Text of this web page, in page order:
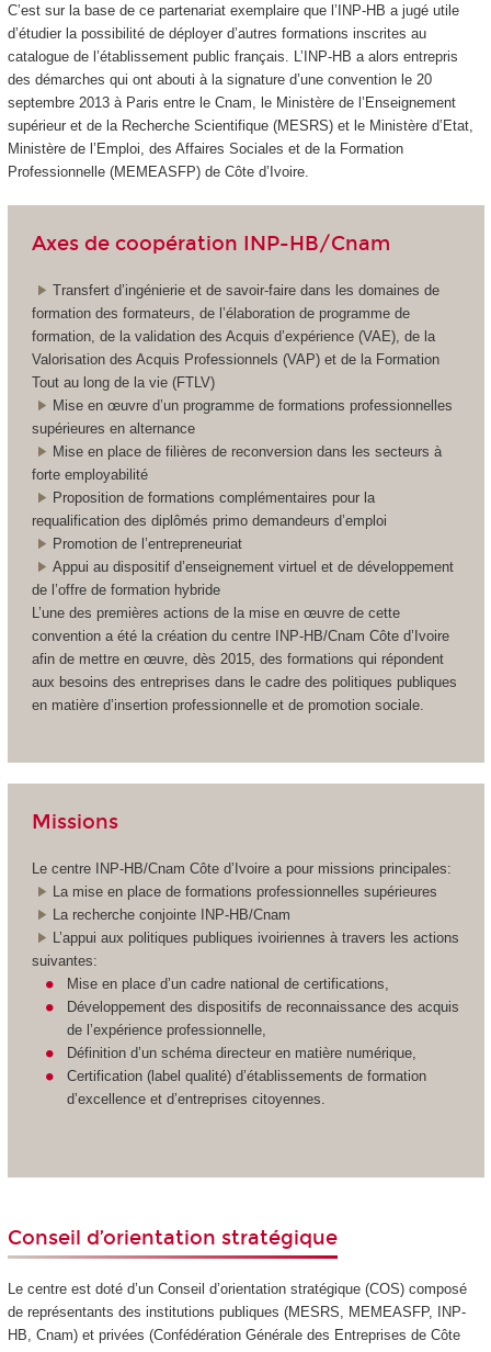
C’est sur la base de ce partenariat exemplaire que l’INP-HB a jugé utile
d’étudier la possibilité de déployer d’autres formations inscrites au
catalogue de l’établissement public français. L’INP-HB a alors entrepris
des démarches qui ont abouti à la signature d’une convention le 20
septembre 2013 à Paris entre le Cnam, le Ministère de l’Enseignement
supérieur et de la Recherche Scientifique (MESRS) et le Ministère d’Etat,
Ministère de l’Emploi, des Affaires Sociales et de la Formation
Professionnelle (MEMEASFP) de Côte d’Ivoire.
Axes de coopération INP-HB/Cnam
Transfert d’ingénierie et de savoir-faire dans les domaines de
formation des formateurs, de l’élaboration de programme de
formation, de la validation des Acquis d’expérience (VAE), de la
Valorisation des Acquis Professionnels (VAP) et de la Formation
Tout au long de la vie (FTLV)
Mise en œuvre d’un programme de formations professionnelles
supérieures en alternance
Mise en place de filières de reconversion dans les secteurs à
forte employabilité
Proposition de formations complémentaires pour la
requalification des diplômés primo demandeurs d’emploi
Promotion de l’entrepreneuriat
Appui au dispositif d’enseignement virtuel et de développement
de l’offre de formation hybride
L’une des premières actions de la mise en œuvre de cette
convention a été la création du centre INP-HB/Cnam Côte d’Ivoire
afin de mettre en œuvre, dès 2015, des formations qui répondent
aux besoins des entreprises dans le cadre des politiques publiques
en matière d’insertion professionnelle et de promotion sociale.
Missions
Le centre INP-HB/Cnam Côte d’Ivoire a pour missions principales:
La mise en place de formations professionnelles supérieures
La recherche conjointe INP-HB/Cnam
L’appui aux politiques publiques ivoiriennes à travers les actions
suivantes:
Mise en place d’un cadre national de certifications,
Développement des dispositifs de reconnaissance des acquis
de l’expérience professionnelle,
Définition d’un schéma directeur en matière numérique,
Certification (label qualité) d’établissements de formation
d’excellence et d’entreprises citoyennes.
Conseil d’orientation stratégique
Le centre est doté d’un Conseil d’orientation stratégique (COS) composé
de représentants des institutions publiques (MESRS, MEMEASFP, INP-
HB, Cnam) et privées (Confédération Générale des Entreprises de Côte